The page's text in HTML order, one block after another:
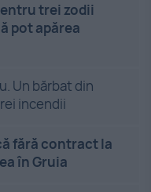
trei zodii
pot apărea
Un bărbat din
incendii
fără contract la
în Gruia